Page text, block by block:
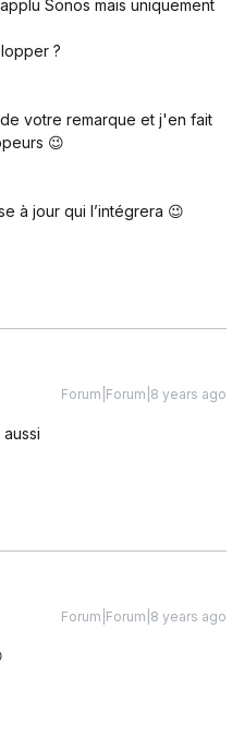
Sonos mais uniquement
?
votre remarque et j'en fait
😉
à jour qui l’intégrera 😉
Forum|Forum|8 years ago
Forum|Forum|8 years ago